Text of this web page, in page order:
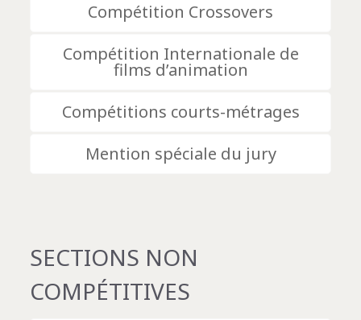
Compétition Crossovers
Compétition Internationale de
films d’animation
Compétitions courts-métrages
Mention spéciale du jury
SECTIONS NON
COMPÉTITIVES